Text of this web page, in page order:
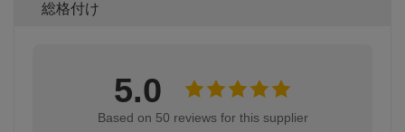
総格付け
5.0
Based on 50 reviews for this supplier